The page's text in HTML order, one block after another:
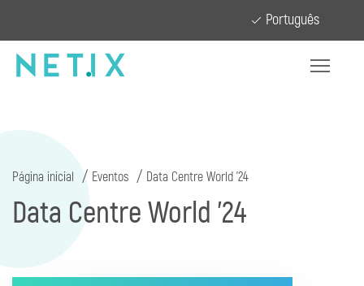
Português
Página inicial Eventos Data Centre World '24
Data Centre World '24